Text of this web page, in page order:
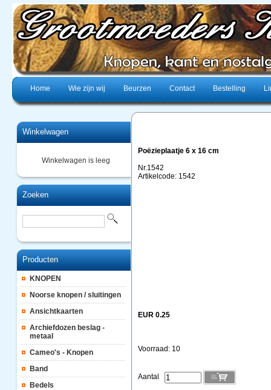
Home Wie zijn wij Beurzen Contact Bestelling
Winkelwagen
Winkelwagen is leeg
Zoeken
Producten
KNOPEN
Noorse knopen / sluitingen
Ansichtkaarten
Archiefdozen beslag -
metaal
Cameo's - Knopen
Band
Bedels
Poëzieplaatje 6 x 16 cm
Nr.1542
Artikelcode: 1542
EUR 0.25
Voorraad: 10
Aantal